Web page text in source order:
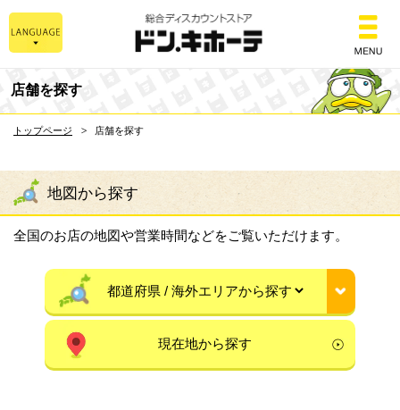
総合ディスカウント
店舗を探す
トップページ 店舗を探す
地図から探す
全国のお店の地図や営業時間などをご覧いただけます。
現在地から探す